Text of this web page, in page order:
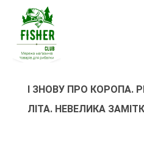
І ЗНОВУ ПРО КОРОПА.
ЛІТА. НЕВЕЛИКА